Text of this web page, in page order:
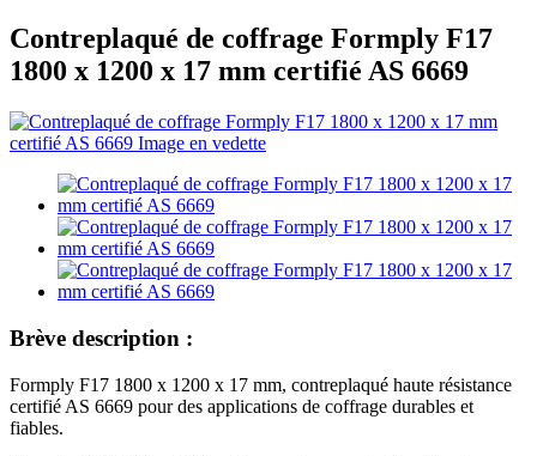
Contreplaqué de coffrage Formply F17
1800 x 1200 x 17 mm certifié AS 6669
Brève description :
Formply F17 1800 x 1200 x 17 mm, contreplaqué haute résistance
certifié AS 6669 pour des applications de coffrage durables et
fiables.